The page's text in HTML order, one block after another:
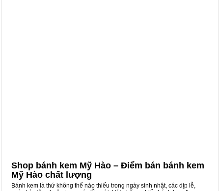
Shop bánh kem Mỹ Hào – Điểm bán bánh kem
Mỹ Hào chất lượng
Bánh kem là thứ không thể nào thiếu trong ngày sinh nhật, các dịp lễ,